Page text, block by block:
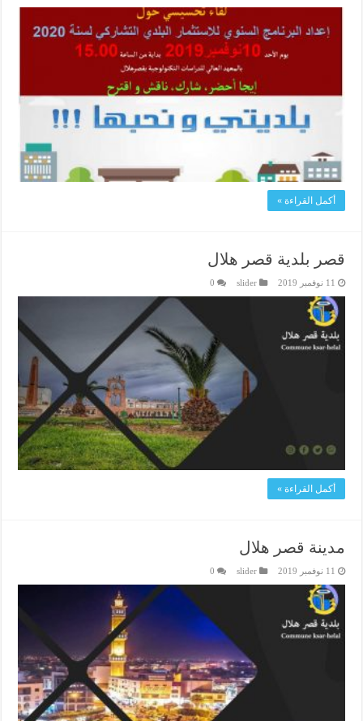
أكمل القراءة »
قصر بلدية قصر هلال
11 نوفمبر 2019 slider
0
أكمل القراءة »
مدينة قصر هلال
11 نوفمبر 2019 slider
0